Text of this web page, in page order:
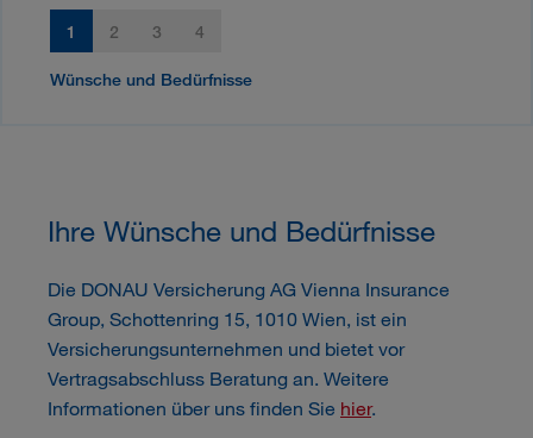
1
Wünsche und Bedürfnisse
2 3 4
Ihre Wünsche und Bedürfnisse
Die DONAU Versicherung AG Vienna Insurance
Group, Schottenring 15, 1010 Wien, ist ein
Versicherungsunternehmen und bietet vor
Vertragsabschluss Beratung an. Weitere
Informationen über uns finden Sie hier.